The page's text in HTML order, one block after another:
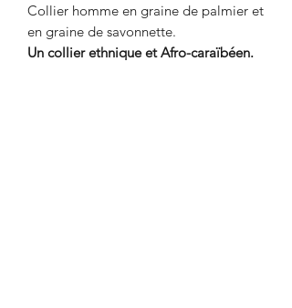
Collier homme en graine de palmier et
en graine de savonnette.
Un collier ethnique et Afro-caraïbéen.